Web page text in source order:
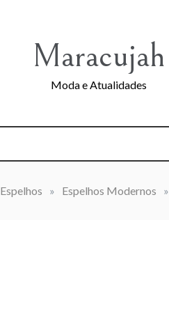
Maracujah
Moda e Atualidades
Espelhos » Espelhos Modernos »